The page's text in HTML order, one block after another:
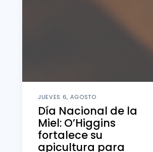
JUEVES 6, AGOSTO
Día Nacional de la
Miel: O’Higgins
fortalece su
apicultura para